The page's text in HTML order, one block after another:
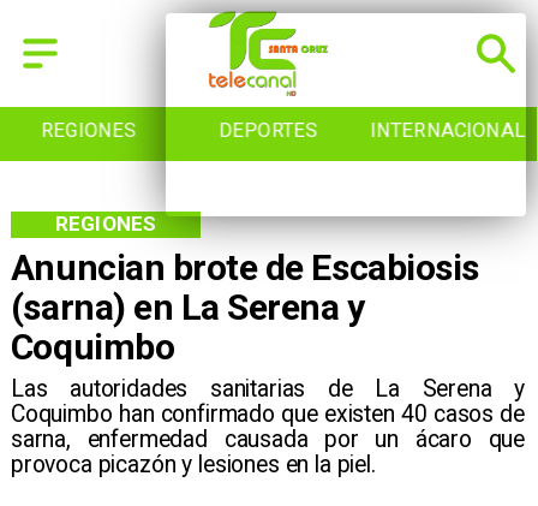
REGIONES DEPORTES INTERNACIONAL
Anuncian brote de Escabiosis
(sarna) en La Serena y
Coquimbo
Las autoridades sanitarias de La Serena y
Coquimbo han confirmado que existen 40 casos de
sarna, enfermedad causada por un ácaro que
provoca picazón y lesiones en la piel.
REGIONES